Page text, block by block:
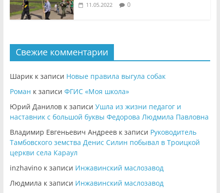
11.05.2022 0
Свежие комментарии
Шарикк записи Новые правила выгула собак
Роман к записи ФГИС «Моя школа»
Юрий Даниловк записи Ушла из жизни педагог и
наставник с большой буквы Федорова Людмила Павловна
Владимир Евгеньевич Андреевк записи Руководитель
Тамбовского земства Денис Силин побывал в Троицкой
церкви села Караул
inzhavinoк записи Инжавинский маслозавод
Людмила к записи Инжавинский маслозавод